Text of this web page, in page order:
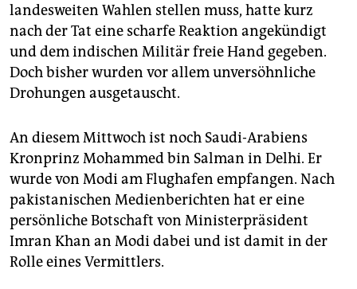
landesweiten Wahlen stellen muss, hatte kurz
nach der Tat eine scharfe Reaktion angekündigt
und dem indischen Militär freie Hand gegeben.
Doch bisher wurden vor allem unversöhnliche
Drohungen ausgetauscht.
An diesem Mittwoch ist noch Saudi-Arabiens
Kronprinz Mohammed bin Salman in Delhi. Er
wurde von Modi am Flughafen empfangen. Nach
pakistanischen Medienberichten hat er eine
persönliche Botschaft von Ministerpräsident
Imran Khan an Modi dabei und ist damit in der
Rolle eines Vermittlers.